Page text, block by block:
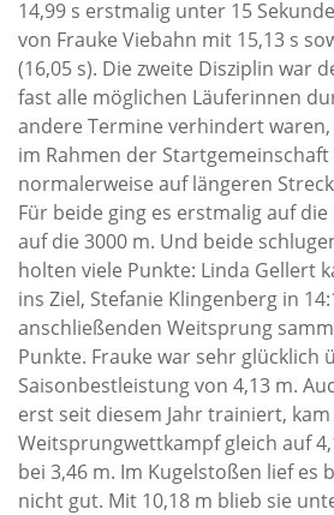
14,99 s erstmalig unter 15
von Frauke Viebahn mit 15,13 s
(16,05 s). Die zweite Disziplin war
fast alle möglichen Läuferinnen
andere Termine verhindert
im Rahmen der Startgemeinschaft
normalerweise auf längeren
Für beide ging es erstmalig auf
auf die 3000 m. Und beide
holten viele Punkte: Linda Gellert
ins Ziel, Stefanie Klingenberg in
anschließenden Weitsprung
Punkte. Frauke war sehr glücklich
Saisonbestleistung von 4,13 m. A
erst seit diesem Jahr trainiert,
Weitsprungwettkampf gleich auf
bei 3,46 m. Im Kugelstoßen lief es
nicht gut. Mit 10,18 m blieb sie